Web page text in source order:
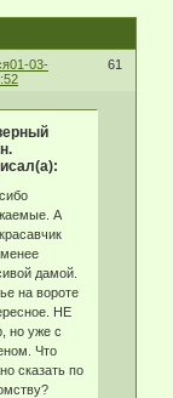
61
01-03-
А
дамой.
на вороте
НЕ
но уже с
Что
сказать по